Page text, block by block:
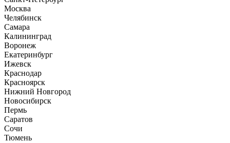
Москва
Челябинск
Самара
Калининград
Воронеж
Екатеринбург
Ижевск
Краснодар
Красноярск
Нижний Новгород
Новосибирск
Пермь
Саратов
Сочи
Тюмень